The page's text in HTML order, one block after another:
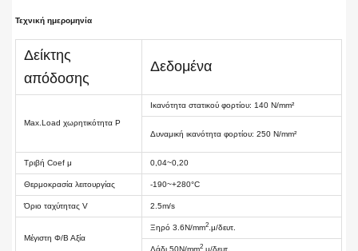
Τεχνική ημερομηνία
Δείκτης
απόδοσης
Δεδομένα
Max.Load χωρητικότητα P
Ικανότητα στατικού φορτίου: 140 N/mm²
Δυναμική ικανότητα φορτίου: 250 N/mm²
Τριβή Coef μ 0,04~0,20
Θερμοκρασία λειτουργίας -190~+280°C
Όριο ταχύτητας V 2.5m/s
Μέγιστη Φ/Β Αξία
Ξηρό 3.6N/mm2 .μ/δευτ.
Λάδι 50N/mm2 .μ/δευτ.